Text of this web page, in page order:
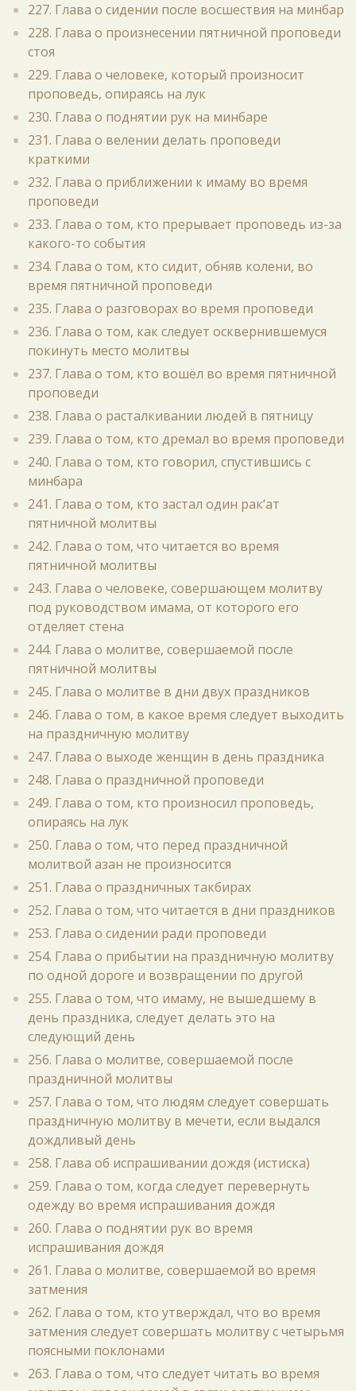
227. Глава о сидении после восшествия на минбар
228. Глава о произнесении пятничной проповеди
стоя
229. Глава о человеке, который произносит
проповедь, опираясь на лук
230. Глава о поднятии рук на минбаре
231. Глава о велении делать проповеди
краткими
232. Глава о приближении к имаму во время
проповеди
233. Глава о том, кто прерывает проповедь из-за
какого-то события
234. Глава о том, кто сидит, обняв колени, во
время пятничной проповеди
235. Глава о разговорах во время проповеди
236. Глава о том, как следует осквернившемуся
покинуть место молитвы
237. Глава о том, кто вошёл во время пятничной
проповеди
238. Глава о расталкивании людей в пятницу
239. Глава о том, кто дремал во время проповеди
240. Глава о том, кто говорил, спустившись с
минбара
241. Глава о том, кто застал один рак‘ат
пятничной молитвы
242. Глава о том, что читается во время
пятничной молитвы
243. Глава о человеке, совершающем молитву
под руководством имама, от которого его
отделяет стена
244. Глава о молитве, совершаемой после
пятничной молитвы
245. Глава о молитве в дни двух праздников
246. Глава о том, в какое время следует выходить
на праздничную молитву
247. Глава о выходе женщин в день праздника
248. Глава о праздничной проповеди
249. Глава о том, кто произносил проповедь,
опираясь на лук
250. Глава о том, что перед праздничной
молитвой азан не произносится
251. Глава о праздничных такбирах
252. Глава о том, что читается в дни праздников
253. Глава о сидении ради проповеди
254. Глава о прибытии на праздничную молитву
по одной дороге и возвращении по другой
255. Глава о том, что имаму, не вышедшему в
день праздника, следует делать это на
следующий день
256. Глава о молитве, совершаемой после
праздничной молитвы
257. Глава о том, что людям следует совершать
праздничную молитву в мечети, если выдался
дождливый день
258. Глава об испрашивании дождя (истиска)
259. Глава о том, когда следует перевернуть
одежду во время испрашивания дождя
260. Глава о поднятии рук во время
испрашивания дождя
261. Глава о молитве, совершаемой во время
затмения
262. Глава о том, кто утверждал, что во время
затмения следует совершать молитву с четырьмя
поясными поклонами
263. Глава о том, что следует читать во время